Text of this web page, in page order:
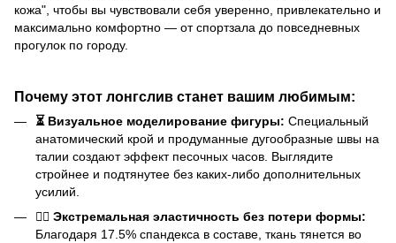
кожа", чтобы вы чувствовали себя уверенно, привлекательно и
максимально комфортно — от спортзала до повседневных
прогулок по городу.
Почему этот лонгслив станет вашим любимым:
⏳ Визуальное моделирование фигуры: Специальный
анатомический крой и продуманные дугообразные швы на
талии создают эффект песочных часов. Выглядите
стройнее и подтянутее без каких-либо дополнительных
усилий.
🤸‍♀️ Экстремальная эластичность без потери формы:
Благодаря 17.5% спандекса в составе, ткань тянется во